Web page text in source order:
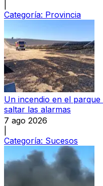
Categoría: Provincia
Un incendio en el
saltar las alarmas
7 ago 2026
Categoría: Sucesos